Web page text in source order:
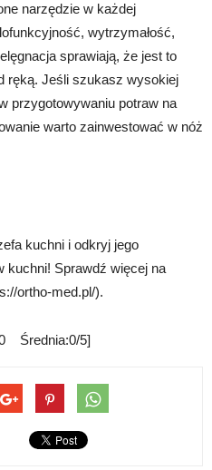
narzędzie w każdej
wytrzymałość,
sprawiają, że jest to
ręką. Jeśli szukasz wysokiej
przygotowywaniu potraw na
warto zainwestować w nóż
kuchni i odkryj jego
kuchni! Sprawdź więcej na
ortho-med.pl/).
Średnia:0/5]